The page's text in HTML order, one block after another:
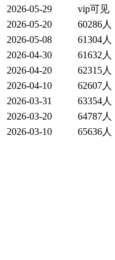
2026-05-29
vip可见
2026-05-20
60286人
2026-05-08
61304人
2026-04-30
61632人
2026-04-20
62315人
2026-04-10
62607人
2026-03-31
63354人
2026-03-20
64787人
2026-03-10
65636人